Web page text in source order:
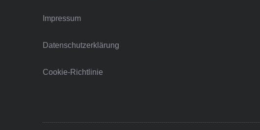
Impressum
Datenschutzerklärung
Cookie-Richtlinie